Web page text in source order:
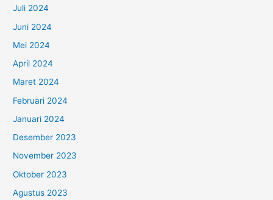
Juli 2024
Juni 2024
Mei 2024
April 2024
Maret 2024
Februari 2024
Januari 2024
Desember 2023
November 2023
Oktober 2023
Agustus 2023